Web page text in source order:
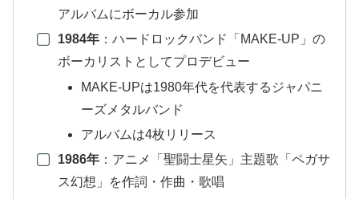
アルバムにボーカル参加
1984年：ハードロックバンド「MAKE-UP」の
ボーカリストとしてプロデビュー
MAKE-UPは1980年代を代表するジャパニ
ーズメタルバンド
アルバムは4枚リリース
1986年：アニメ「聖闘士星矢」主題歌「ペガサ
ス幻想」を作詞・作曲・歌唱